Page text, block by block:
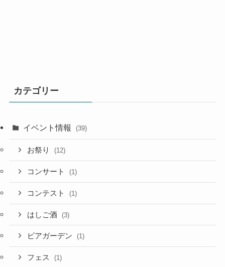
カテゴリー
イベント情報 (39)
お祭り (12)
コンサート (1)
コンテスト (1)
はしご酒 (3)
ビアガーデン (1)
フェス (1)